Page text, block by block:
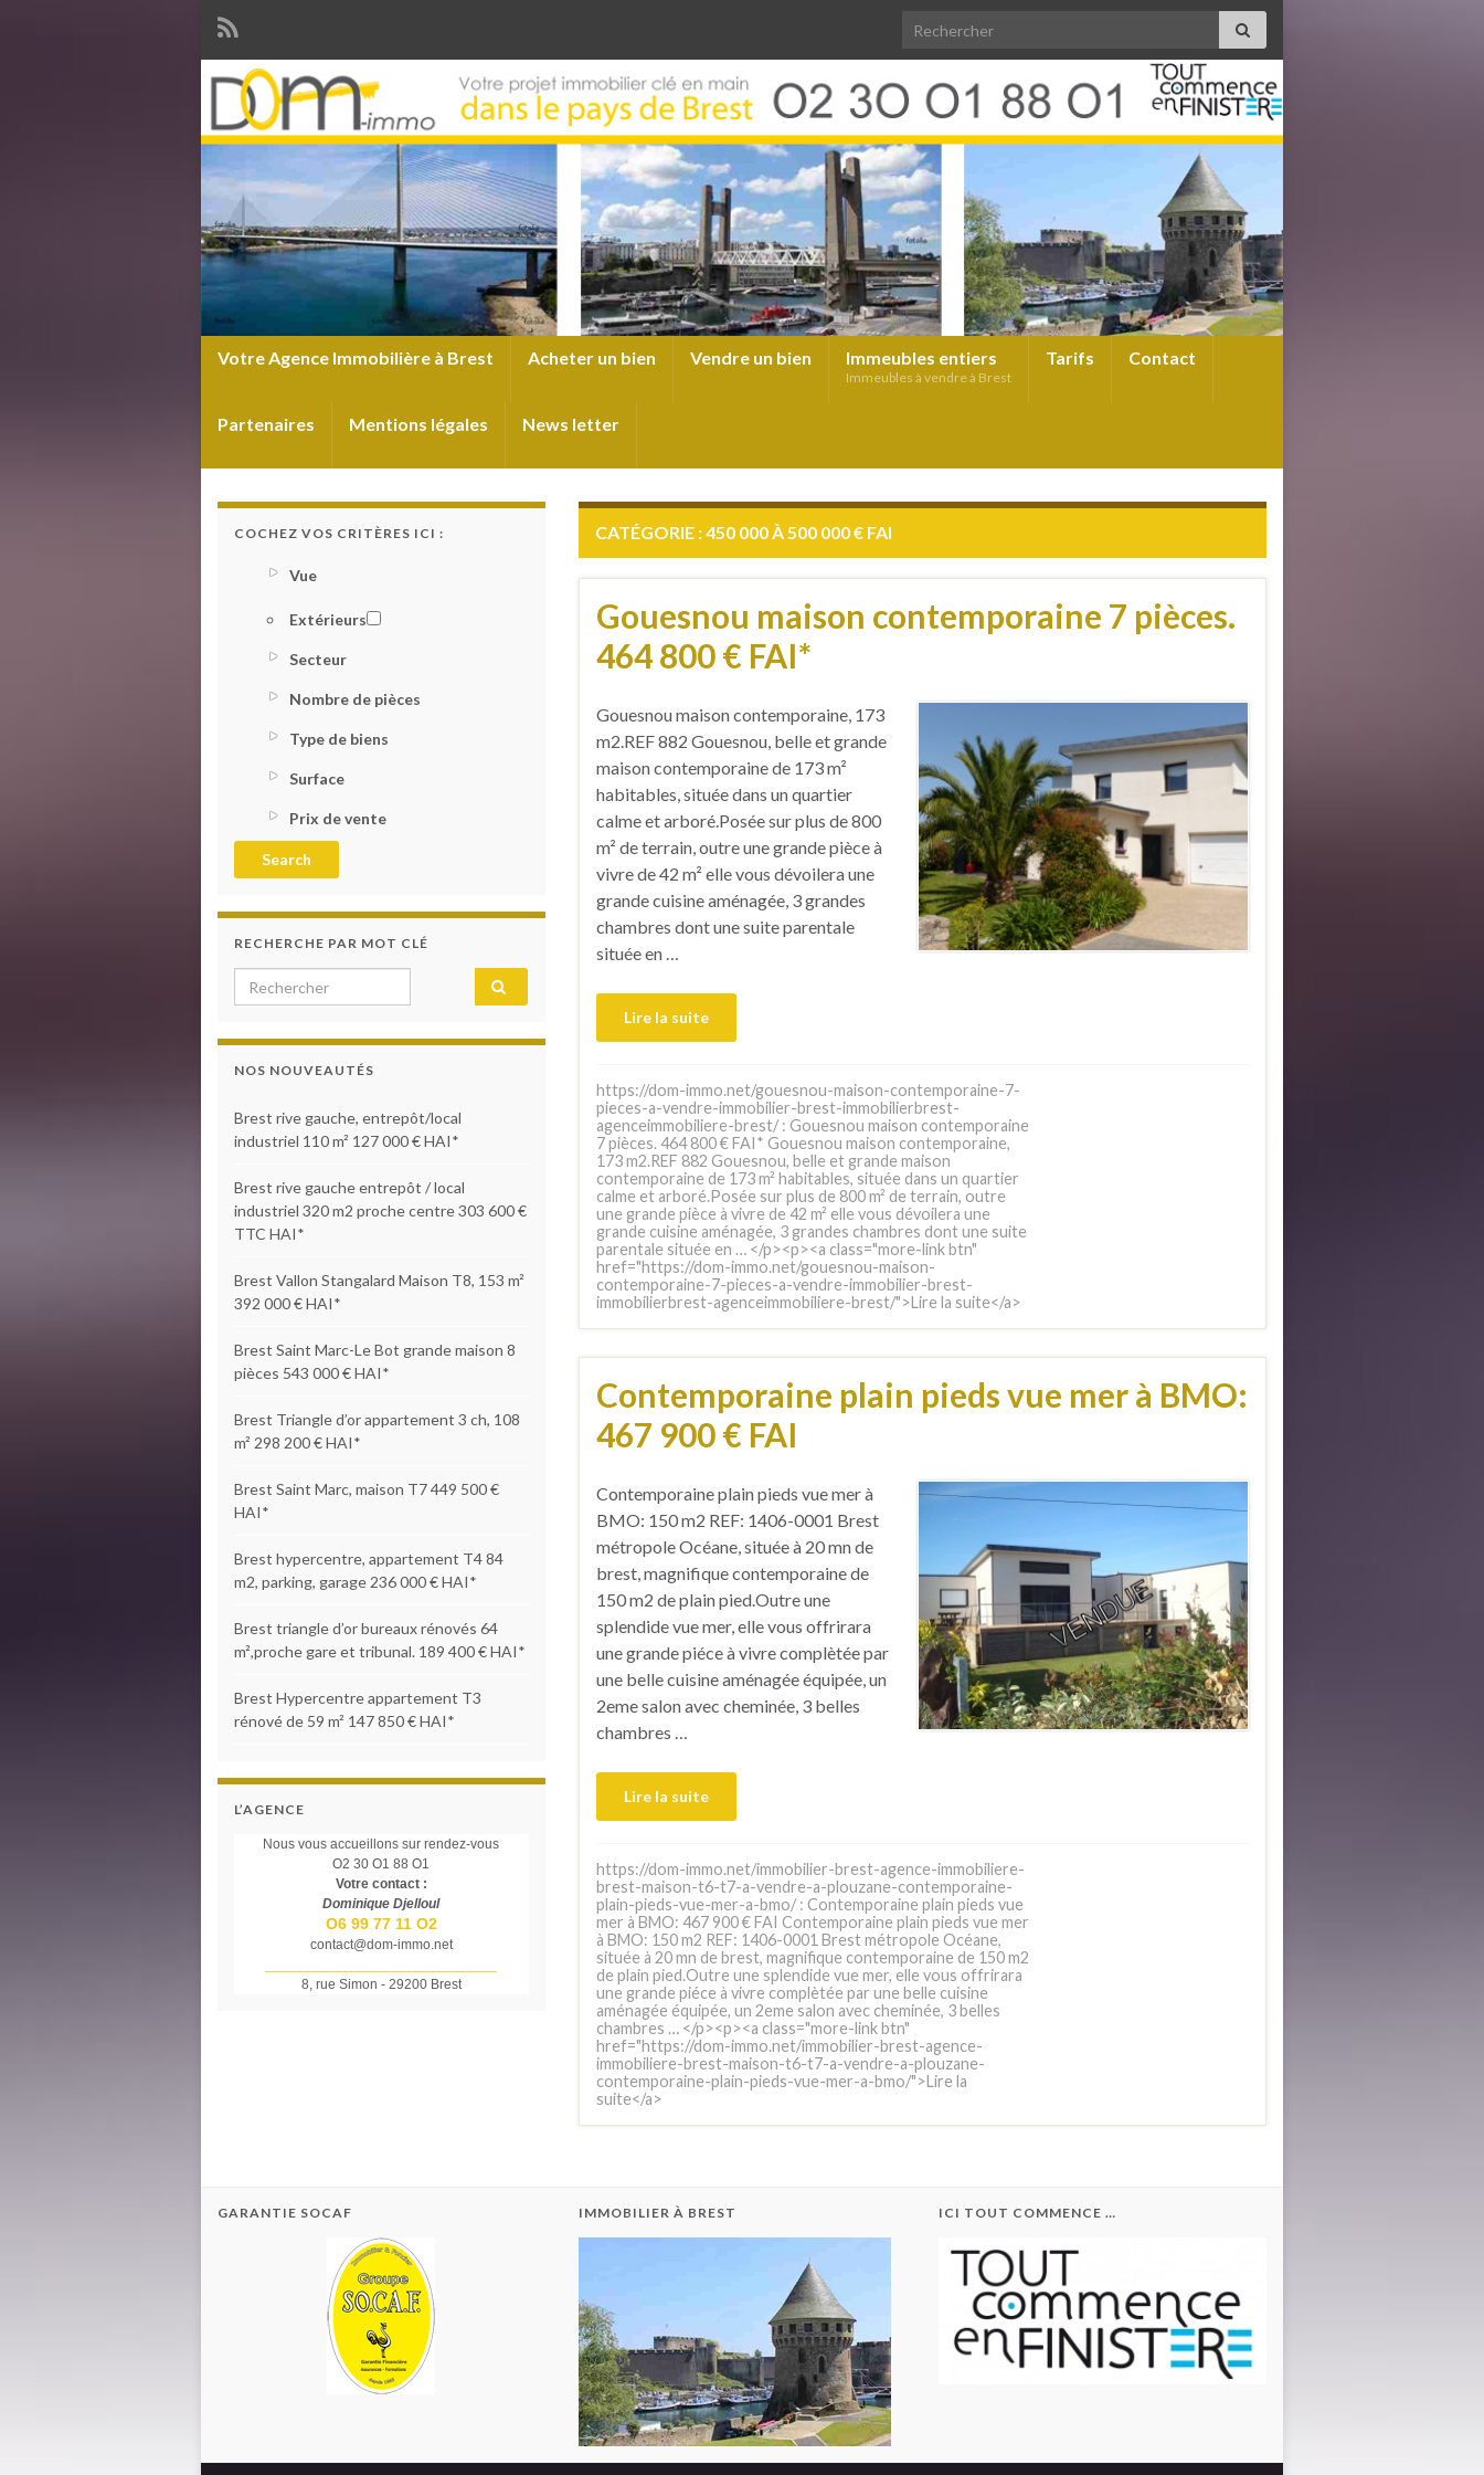
Votre Agence Immobilière à Brest Acheter un bien Vendre un bien Immeubles entiers
Immeubles à vendre à Brest
Tarifs Contact
Partenaires Mentions légales News letter
CATÉGORIE :450 000 À 500 000 € FAI
Gouesnou maison contemporaine 7 pièces.
464 800 € FAI*
Gouesnou maison contemporaine, 173
m2.REF 882 Gouesnou, belle et grande
maison contemporaine de 173 m²
habitables, située dans un quartier
calme et arboré.Posée sur plus de 800
m² de terrain, outre une grande pièce à
vivre de 42 m² elle vous dévoilera une
grande cuisine aménagée, 3 grandes
chambres dont une suite parentale
située en …
Lire la suite
https://dom-immo.net/gouesnou-maison-contemporaine-7-
pieces-a-vendre-immobilier-brest-immobilierbrest-
agenceimmobiliere-brest/ : Gouesnou maison contemporaine
7 pièces. 464 800 € FAI* Gouesnou maison contemporaine,
173 m2.REF 882 Gouesnou, belle et grande maison
contemporaine de 173 m² habitables, située dans un quartier
calme et arboré.Posée sur plus de 800 m² de terrain, outre
une grande pièce à vivre de 42 m² elle vous dévoilera une
grande cuisine aménagée, 3 grandes chambres dont une suite
parentale située en … </p><p><a class="more-link btn"
href="https://dom-immo.net/gouesnou-maison-
contemporaine-7-pieces-a-vendre-immobilier-brest-
immobilierbrest-agenceimmobiliere-brest/">Lire la suite</a>
Contemporaine plain pieds vue mer à BMO:
467 900 € FAI
Contemporaine plain pieds vue mer à
BMO: 150 m2 REF: 1406-0001 Brest
métropole Océane, située à 20 mn de
brest, magnifique contemporaine de
150 m2 de plain pied.Outre une
splendide vue mer, elle vous offrirara
une grande piéce à vivre complètée par
une belle cuisine aménagée équipée, un
2eme salon avec cheminée, 3 belles
chambres …
Lire la suite
https://dom-immo.net/immobilier-brest-agence-immobiliere-
brest-maison-t6-t7-a-vendre-a-plouzane-contemporaine-
plain-pieds-vue-mer-a-bmo/ : Contemporaine plain pieds vue
mer à BMO: 467 900 € FAI Contemporaine plain pieds vue mer
à BMO: 150 m2 REF: 1406-0001 Brest métropole Océane,
située à 20 mn de brest, magnifique contemporaine de 150 m2
de plain pied.Outre une splendide vue mer, elle vous offrirara
une grande piéce à vivre complètée par une belle cuisine
aménagée équipée, un 2eme salon avec cheminée, 3 belles
chambres … </p><p><a class="more-link btn"
href="https://dom-immo.net/immobilier-brest-agence-
immobiliere-brest-maison-t6-t7-a-vendre-a-plouzane-
contemporaine-plain-pieds-vue-mer-a-bmo/">Lire la
suite</a>
COCHEZ VOS CRITÈRES ICI :
Vue
Extérieurs
Secteur
Nombre de pièces
Type de biens
Surface
Prix de vente
RECHERCHE PAR MOT CLÉ
NOS NOUVEAUTÉS
Brest rive gauche, entrepôt/local
industriel 110 m² 127 000 € HAI*
Brest rive gauche entrepôt / local
industriel 320 m2 proche centre 303 600 €
TTC HAI*
Brest Vallon Stangalard Maison T8, 153 m²
392 000 € HAI*
Brest Saint Marc-Le Bot grande maison 8
pièces 543 000 € HAI*
Brest Triangle d’or appartement 3 ch, 108
m² 298 200 € HAI*
Brest Saint Marc, maison T7 449 500 €
HAI*
Brest hypercentre, appartement T4 84
m2, parking, garage 236 000 € HAI*
Brest triangle d’or bureaux rénovés 64
m²,proche gare et tribunal. 189 400 € HAI*
Brest Hypercentre appartement T3
rénové de 59 m² 147 850 € HAI*
L’AGENCE
Nous vous accueillons sur rendez-vous
O2 30 O1 88 O1
Votre contact :
Dominique Djelloul
O6 99 77 11 O2
contact@dom-immo.net
8, rue Simon - 29200 Brest
GARANTIE SOCAF IMMOBILIER À BREST ICI TOUT COMMENCE …